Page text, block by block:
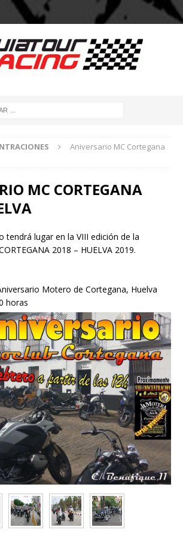
Aniversario MC Cortegana
MC CORTEGANA
tendrá lugar en la VIII edición de la
2018 – HUELVA 2019.
Motero de Cortegana, Huelva
horas